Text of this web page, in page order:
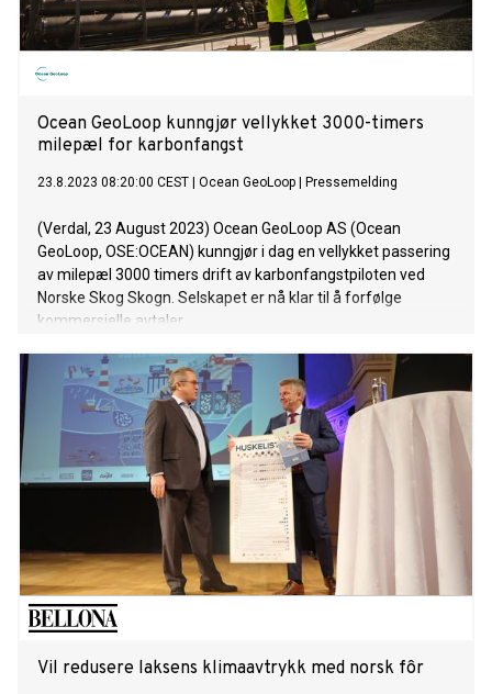
Ocean GeoLoop kunngjør vellykket 3000-timers
milepæl for karbonfangst
23.8.2023 08:20:00 CEST Ocean GeoLoop Pressemelding
(Verdal, 23 August 2023) Ocean GeoLoop AS (Ocean
GeoLoop, OSE:OCEAN) kunngjør i dag en vellykket passering
av milepæl 3000 timers drift av karbonfangstpiloten ved
Norske Skog Skogn. Selskapet er nå klar til å forfølge
kommersielle avtaler.
Vil redusere laksens klimaavtrykk med norsk fôr